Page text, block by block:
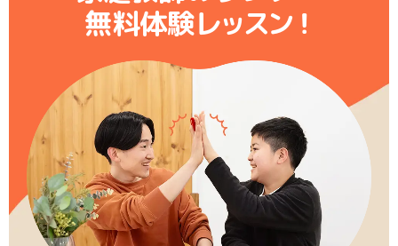
無料体験レッスン！